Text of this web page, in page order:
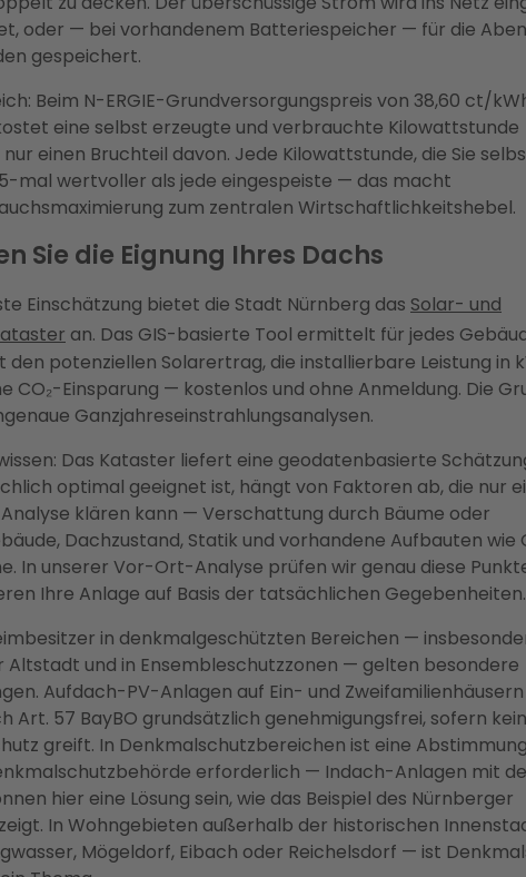
oder — bei vorhandenem Batteriespeicher — für die
gespeichert.
Beim N-ERGIE-Grundversorgungspreis von 38,60 ct/
eine selbst erzeugte und verbrauchte Kilowattstunde
einen Bruchteil davon. Jede Kilowattstunde, die Sie
mal wertvoller als jede eingespeiste — das macht
zum zentralen Wirtschaftlichkeitshebel.
Sie die Eignung Ihres Dachs
Einschätzung bietet die Stadt Nürnberg das Solar- und
an. Das GIS-basierte Tool ermittelt für jedes
den potenziellen Solarertrag, die installierbare Leistung in
CO₂-Einsparung — kostenlos und ohne Anmeldung. Die
Ganzjahreseinstrahlungsanalysen.
Das Kataster liefert eine geodatenbasierte
optimal geeignet ist, hängt von Faktoren ab, die nur
klären kann — Verschattung durch Bäume oder
Dachzustand, Statik und vorhandene Aufbauten wie
In unserer Vor-Ort-Analyse prüfen wir genau diese
Ihre Anlage auf Basis der tatsächlichen Gegebenheiten.
in denkmalgeschützten Bereichen —
Altstadt und in Ensembleschutzzonen — gelten besondere
Aufdach-PV-Anlagen auf Ein- und Zweifamilienhäusern
Art. 57 BayBO grundsätzlich genehmigungsfrei, sofern kein
greift. In Denkmalschutzbereichen ist eine
erforderlich — Indach-Anlagen mit
hier eine Lösung sein, wie das Beispiel des Nürnberger
In Wohngebieten außerhalb der historischen
Mögeldorf, Eibach oder Reichelsdorf — ist